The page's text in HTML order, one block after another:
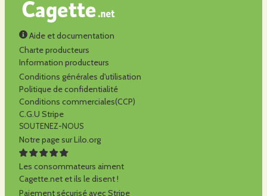
Aide et documentation
Charte producteurs
Information producteurs
Conditions générales d'utilisation
Politique de confidentialité
Conditions commerciales(CCP)
C.G.U Stripe
SOUTENEZ-NOUS
Notre page sur Lilo.org
Les consommateurs aiment
Cagette.net et ils le disent !
Paiement sécurisé avec Stripe